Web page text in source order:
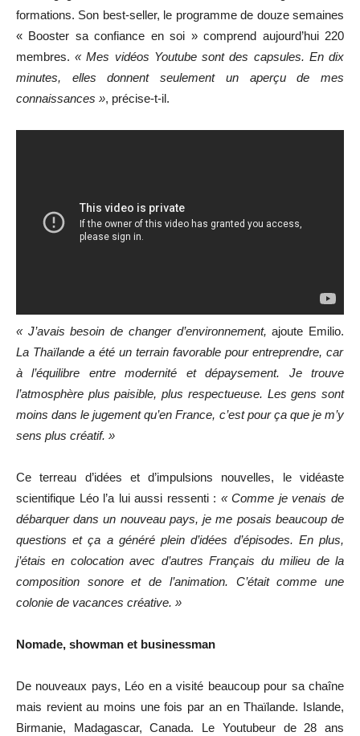
formations. Son best-seller, le programme de douze semaines
« Booster sa confiance en soi » comprend aujourd’hui 220
membres.« Mes vidéos Youtube sont des capsules. En dix
minutes, elles donnent seulement un aperçu de mes
connaissances », précise-t-il.
« J’avais besoin de changer d’environnement,ajoute Emilio.
La Thaïlande a été un terrain favorable pour entreprendre, car
à l’équilibre entre modernité et dépaysement. Je trouve
l’atmosphère plus paisible, plus respectueuse. Les gens sont
moins dans le jugement qu’en France, c’est pour ça que je m’y
sens plus créatif. »
Ce terreau d’idées et d’impulsions nouvelles, le vidéaste
scientifique Léo l’a lui aussi ressenti : « Comme je venais de
débarquer dans un nouveau pays, je me posais beaucoup de
questions et ça a généré plein d’idées d’épisodes. En plus,
j’étais en colocation avec d’autres Français du milieu de la
composition sonore et de l’animation. C’était comme une
colonie de vacances créative. »
Nomade, showman et businessman
De nouveaux pays, Léo en a visité beaucoup pour sa chaîne
mais revient au moins une fois par an en Thaïlande. Islande,
Birmanie, Madagascar, Canada. Le Youtubeur de 28 ans